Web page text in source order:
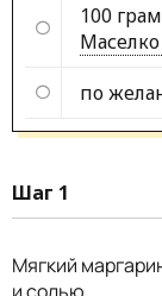
100
по
Шаг 1
Мягкий
и солью.